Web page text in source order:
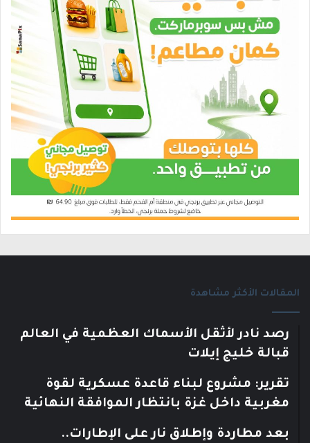
المقالات الأكثر مشاهدة
رصد نادر لأثقل الأسماك العظمية في العالم
قبالة خليج إيلات
تقرير: مشروع لبناء قاعدة عسكرية لقوة
مغربية داخل غزة بانتظار الموافقة النهائية
بعد مطاردة وإطلاق نار على الإطارات..